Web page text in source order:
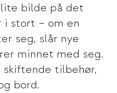
bilde på det
stort – om en
seg, slår nye
minnet med seg.
tilbehør,
bord.